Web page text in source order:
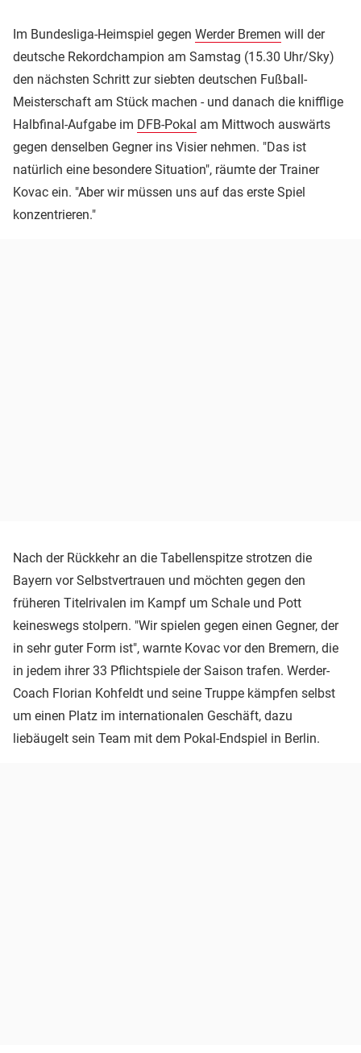
Im Bundesliga-Heimspiel gegen Werder Bremen will der
deutsche Rekordchampion am Samstag (15.30 Uhr/Sky)
den nächsten Schritt zur siebten deutschen Fußball-
Meisterschaft am Stück machen - und danach die knifflige
Halbfinal-Aufgabe im DFB-Pokal am Mittwoch auswärts
gegen denselben Gegner ins Visier nehmen. "Das ist
natürlich eine besondere Situation", räumte der Trainer
Kovac ein. "Aber wir müssen uns auf das erste Spiel
konzentrieren."
Nach der Rückkehr an die Tabellenspitze strotzen die
Bayern vor Selbstvertrauen und möchten gegen den
früheren Titelrivalen im Kampf um Schale und Pott
keineswegs stolpern. "Wir spielen gegen einen Gegner, der
in sehr guter Form ist", warnte Kovac vor den Bremern, die
in jedem ihrer 33 Pflichtspiele der Saison trafen. Werder-
Coach Florian Kohfeldt und seine Truppe kämpfen selbst
um einen Platz im internationalen Geschäft, dazu
liebäugelt sein Team mit dem Pokal-Endspiel in Berlin.